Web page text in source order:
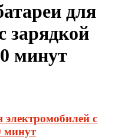
для
зарядкой
минут
с
минут